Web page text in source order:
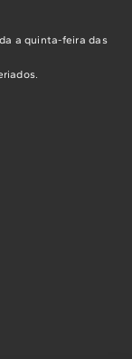
a quinta-feira das